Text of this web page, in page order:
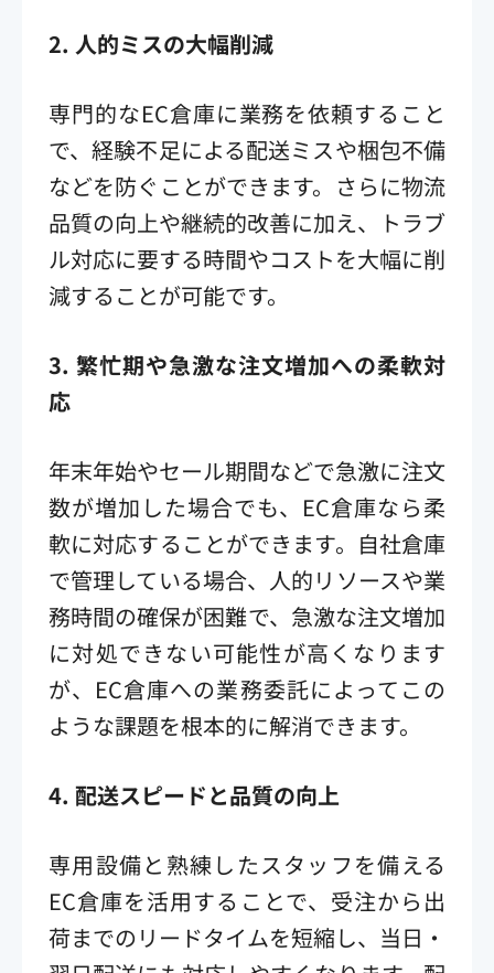
2. 人的ミスの大幅削減
専門的なEC倉庫に業務を依頼すること
で、経験不足による配送ミスや梱包不備
などを防ぐことができます。さらに物流
品質の向上や継続的改善に加え、トラブ
ル対応に要する時間やコストを大幅に削
減することが可能です。
3. 繁忙期や急激な注文増加への柔軟対
応
年末年始やセール期間などで急激に注文
数が増加した場合でも、EC倉庫なら柔
軟に対応することができます。自社倉庫
で管理している場合、人的リソースや業
務時間の確保が困難で、急激な注文増加
に対処できない可能性が高くなります
が、EC倉庫への業務委託によってこの
ような課題を根本的に解消できます。
4. 配送スピードと品質の向上
専用設備と熟練したスタッフを備える
EC倉庫を活用することで、受注から出
荷までのリードタイムを短縮し、当日・